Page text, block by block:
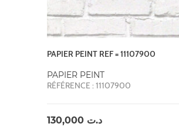
PAPIER PEINT REF = 11107900
PAPIER PEINT
RÉFÉRENCE : 11107900
د.ت